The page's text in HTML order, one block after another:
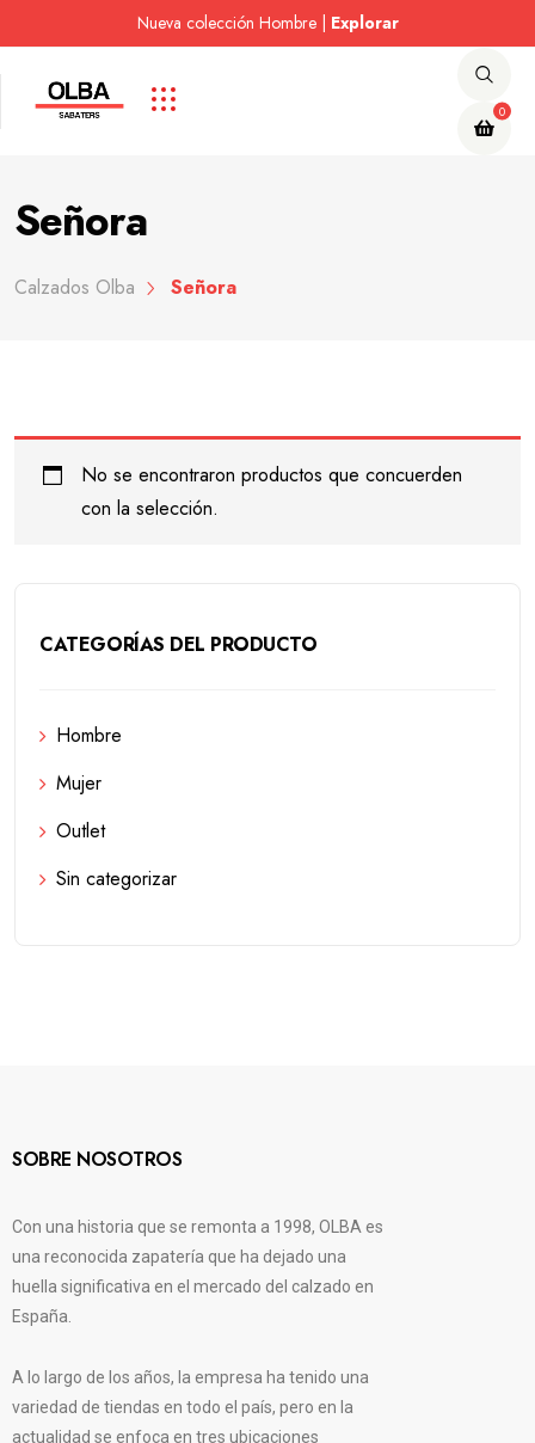
Visita nuestro Outlet |Explorar
Nueva colección Mujer | Explorar
Nueva colección Hombre | Explorar
Visita nuestro Outlet |Explorar
Nueva colección Mujer | Explorar
0
Señora
Calzados Olba Señora
No se encontraron productos que concuerden
con la selección.
CATEGORÍAS DEL PRODUCTO
Hombre
Mujer
Outlet
Sin categorizar
SOBRE NOSOTROS
Con una historia que se remonta a 1998, OLBA es
una reconocida zapatería que ha dejado una
huella significativa en el mercado del calzado en
España.
A lo largo de los años, la empresa ha tenido una
variedad de tiendas en todo el país, pero en la
actualidad se enfoca en tres ubicaciones